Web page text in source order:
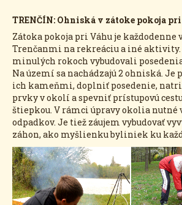
TRENČÍN: Ohniská v zátoke pokoja
Zátoka pokoja pri Váhu je
Trenčanmi na rekreáciu a iné aktivity.
minulých rokoch vybudovali
Na území sa nachádzajú 2 ohniská. Je
ich kameňmi, doplniť posedenie,
prvky v okolí a spevniť prístupovú
štiepkou. V rámci úpravy okolia
odpadkov. Je tiež záujem vybudovať
záhon, ako myšlienku byliniek ku